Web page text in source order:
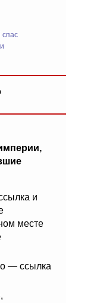
и
месте
— ссылка